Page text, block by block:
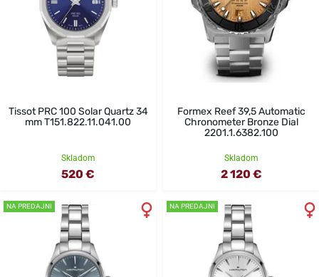
Tissot PRC 100 Solar Quartz 34
mm T151.822.11.041.00
Skladom
520 €
Formex Reef 39,5 Automatic
Chronometer Bronze Dial
2201.1.6382.100
Skladom
2 120 €
NA PREDAJNI NA PREDAJNI